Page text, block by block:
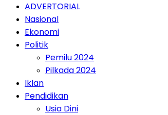
ADVERTORIAL
Nasional
Ekonomi
Politik
Pemilu 2024
Pilkada 2024
Iklan
Pendidikan
Usia Dini